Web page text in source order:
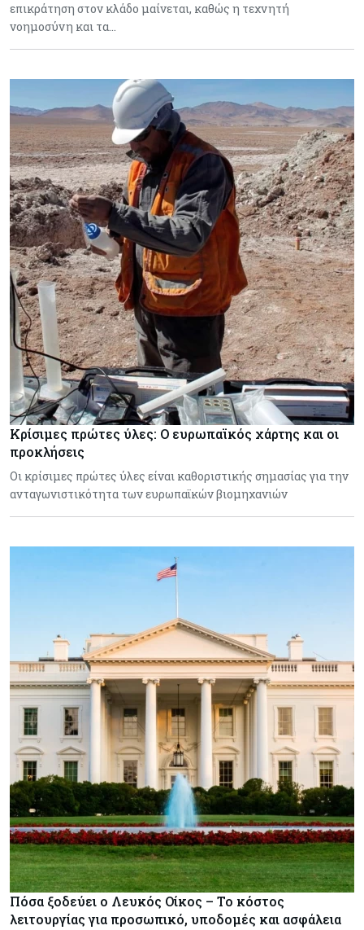
επικράτηση στον κλάδο μαίνεται, καθώς η τεχνητή
νοημοσύνη και τα…
Κρίσιμες πρώτες ύλες: Ο ευρωπαϊκός χάρτης και οι
προκλήσεις
Οι κρίσιμες πρώτες ύλες είναι καθοριστικής σημασίας για την
ανταγωνιστικότητα των ευρωπαϊκών βιομηχανιών
Πόσα ξοδεύει ο Λευκός Οίκος – Το κόστος
λειτουργίας για προσωπικό, υποδομές και ασφάλεια